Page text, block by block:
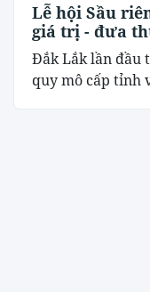
Lễ hội Sầu
giá trị - đưa
Đắk Lắk lần đầu
quy mô cấp tỉnh